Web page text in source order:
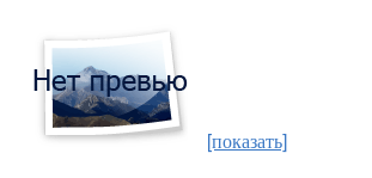
[показать]